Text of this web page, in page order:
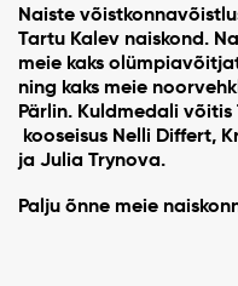
Naiste
Tartu Kalev naiskond.
meie kaks
ning kaks meie
Pärlin. Kuldmedali võitis
kooseisus Nelli Differt,
ja Julia Trynova.
Palju õnne meie